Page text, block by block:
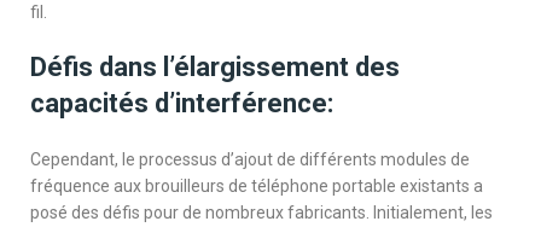
fil.
Défis dans l’élargissement des
capacités d’interférence:
Cependant, le processus d’ajout de différents modules de
fréquence aux brouilleurs de téléphone portable existants a
posé des défis pour de nombreux fabricants. Initialement, les